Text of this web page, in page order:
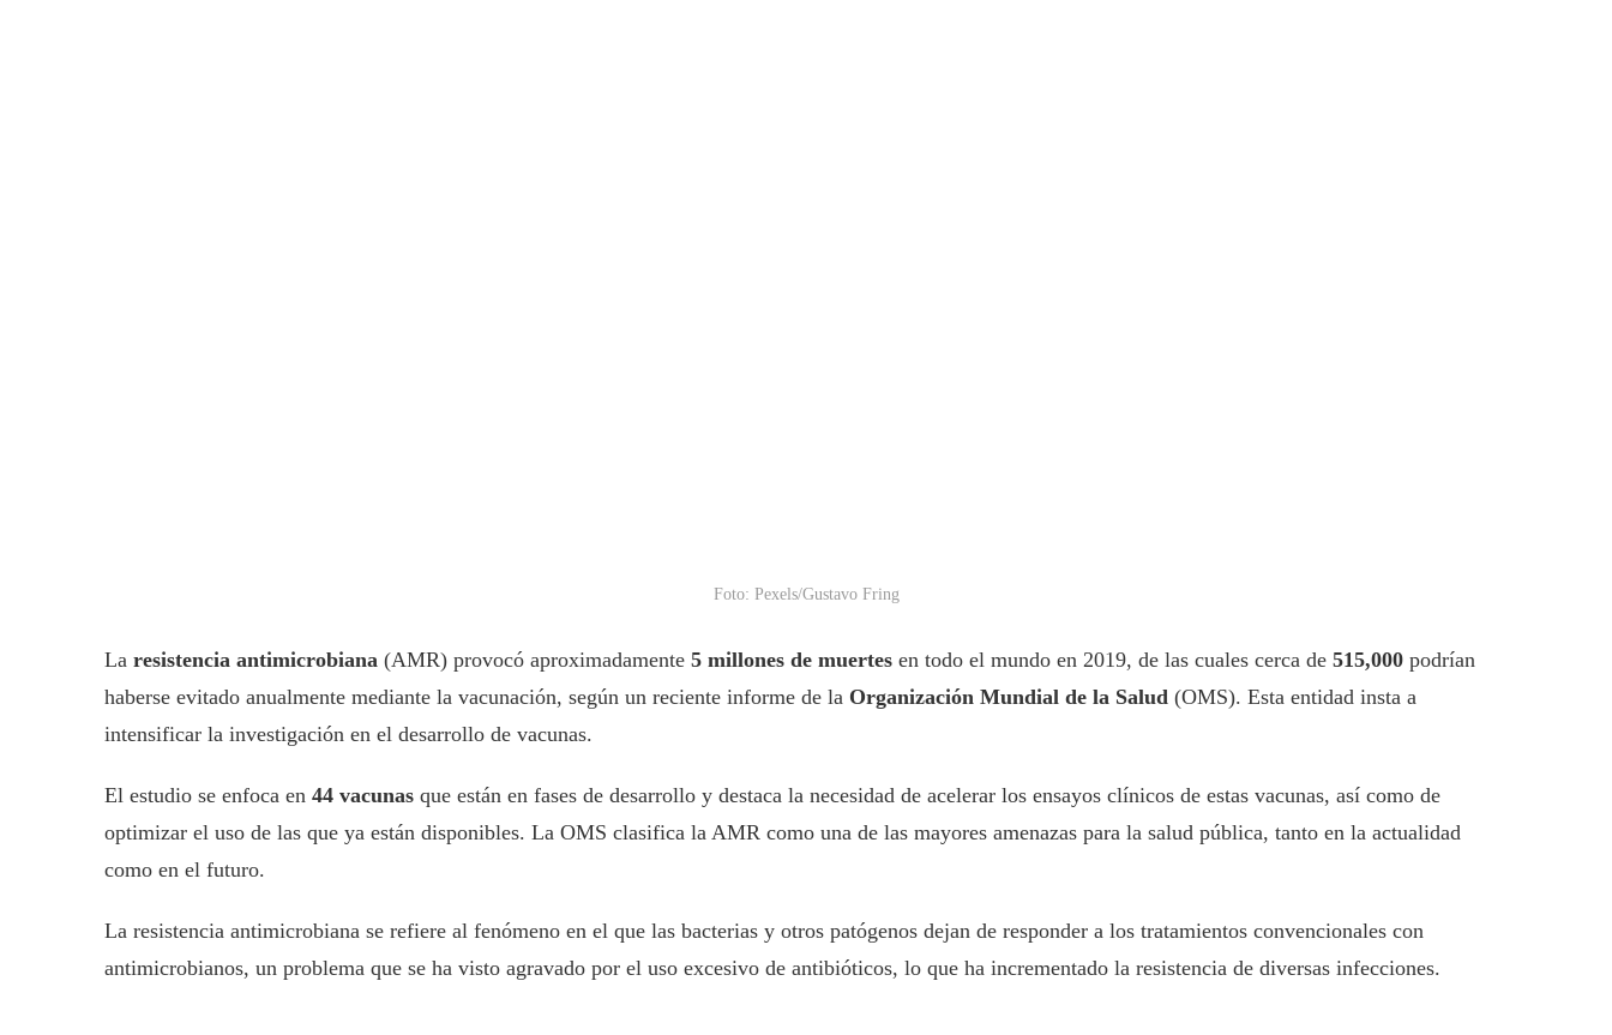
Foto: Pexels/Gustavo Fring
La resistencia antimicrobiana (AMR) provocó aproximadamente 5 millones de muertes en todo el mundo en 2019, de las cuales cerca de 515,000 podrían
haberse evitado anualmente mediante la vacunación, según un reciente informe de la Organización Mundial de la Salud (OMS). Esta entidad insta a
intensificar la investigación en el desarrollo de vacunas.
El estudio se enfoca en 44 vacunas que están en fases de desarrollo y destaca la necesidad de acelerar los ensayos clínicos de estas vacunas, así como de
optimizar el uso de las que ya están disponibles. La OMS clasifica la AMR como una de las mayores amenazas para la salud pública, tanto en la actualidad
como en el futuro.
La resistencia antimicrobiana se refiere al fenómeno en el que las bacterias y otros patógenos dejan de responder a los tratamientos convencionales con
antimicrobianos, un problema que se ha visto agravado por el uso excesivo de antibióticos, lo que ha incrementado la resistencia de diversas infecciones.